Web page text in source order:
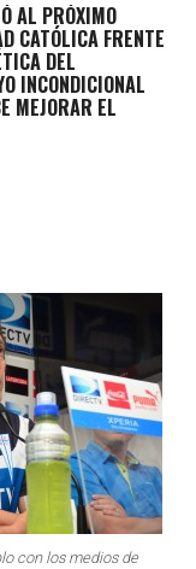
AL PRÓXIMO
CATÓLICA FRENTE
DEL
INCONDICIONAL
MEJORAR EL
con los medios de